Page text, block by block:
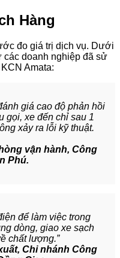
Hàng
đo giá trị dịch vụ. Dưới
các doanh nghiệp đã sử
Amata:
giá cao độ phản hồi
gọi, xe đến chỉ sau 1
xảy ra lỗi kỹ thuật.
vận hành, Công
Phú.
để làm việc trong
dòng, giao xe sạch
chất lượng.”
Chi nhánh Công